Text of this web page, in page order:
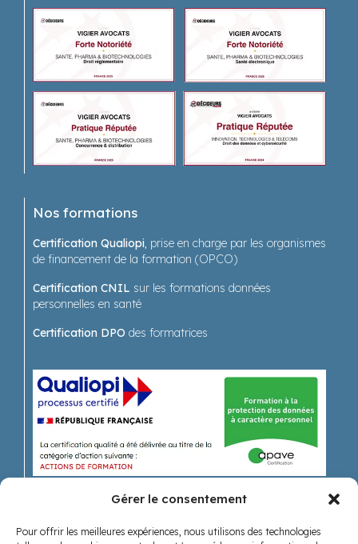
Gérer le consentement
Pour offrir les meilleures expériences, nous utilisons des technologies
Nos formations
Certification Qualiopi, prise en charge par les organismes
de financement de la formation (OPCO)
Certification CNIL sur les formations données
personnelles en santé
Certification DPO des formatrices
Recevoir nos actualités